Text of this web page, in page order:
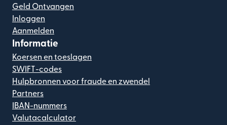
Geld Ontvangen
Inloggen
Aanmelden
Informatie
Koersen en toeslagen
SWIFT-codes
Hulpbronnen voor fraude en zwendel
Partners
IBAN-nummers
Valutacalculator